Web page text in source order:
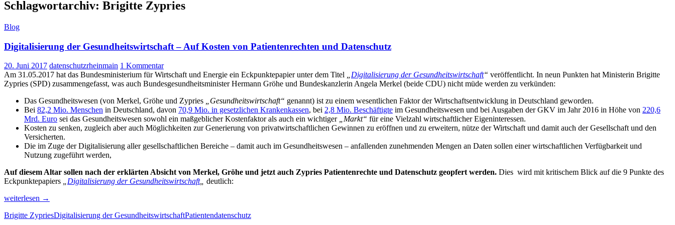
Schlagwortarchiv: Brigitte Zypries
Blog
Digitalisierung der Gesundheitswirtschaft – Auf Kosten von Patientenrechten und Datenschutz
20. Juni 2017 datenschutzrheinmain 1 Kommentar
Am 31.05.2017 hat das Bundesministerium für Wirtschaft und Energie ein Eckpunktepapier unter dem Titel
Digitalisierung der Gesundheitswirtschaft“ veröffentlicht. In neun Punkten hat Ministerin Brigitte
Zypries (SPD) zusammengefasst, was auch Bundesgesundheitsminister Hermann Gröhe und Bundeskanzlerin Angela Merkel (beide CDU) nicht müde werden zu verkünden:
Das Gesundheitswesen (von Merkel, Gröhe und Zypries
„Gesundheitswirtschaft“ genannt) ist zu einem wesentlichen Faktor der Wirtschaftsentwicklung in Deutschland geworden.
Bei 82,2 Mio. Menschen in Deutschland, davon 70,9 Mio. in gesetzlichen Krankenkassen, bei 2,8 Mio. Beschäftigte im Gesundheitswesen und bei Ausgaben der GKV im Jahr 2016 in Höhe von 220,6
Mrd. Euro sei das Gesundheitswesen sowohl ein maßgeblicher Kostenfaktor als auch ein wichtiger „Markt“ für eine Vielzahl wirtschaftlicher Eigeninteressen.
Kosten zu senken, zugleich aber auch Möglichkeiten zur Generierung von privatwirtschaftlichen Gewinnen zu eröffnen und zu erweitern, nütze der Wirtschaft und damit auch der Gesellschaft und den
Versicherten.
Die im Zuge der Digitalisierung aller gesellschaftlichen Bereiche – damit auch im Gesundheitswesen – anfallenden zunehmenden Mengen an Daten sollen einer wirtschaftlichen Verfügbarkeit und
Nutzung zugeführt werden,
Auf diesem Altar sollen nach der erklärten Absicht von Merkel, Gröhe und jetzt auch Zypries Patientenrechte und Datenschutz geopfert werden. Dies wird mit kritischem Blick auf die 9 Punkte des
Eckpunktepapiers
Digitalisierung der Gesundheitswirtschaft„ deutlich:
Digitalisierung
Gesundheitswirtschaft
weiterlesen →
Brigitte ZypriesDigitalisierung der GesundheitswirtschaftPatientendatenschutz